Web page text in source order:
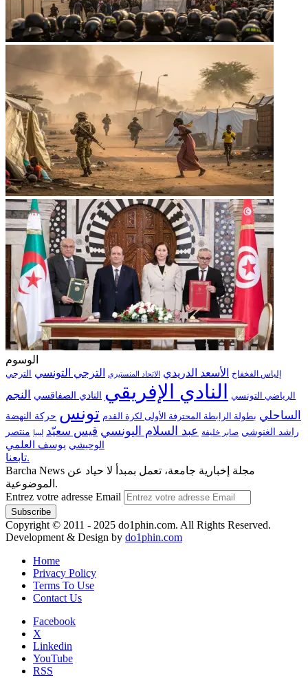
الوسوم
إلياس الفخفاخ الأسعد الدريدي الاتحاد المنستيري الترجي التونسي الترجي
الرياضي التونسي النادي الإفريقي النادي الصفاقسي
النجم
الساحلي بطولة الرابطة المحترفة الأولى لكرة القدم تونس حركة النهضة
راشد الغنوشي صابر خليفة عبد السلام اليونسي قيس سعيّد ليبيا منتصر
الوحيشي يوسف العلمي
تابعنا.
Barcha News مجلة إخبارية جامعة، تعمل بمبدأ لا حياد عن
الموضوعية.
Entrez votre adresse Email
Copyright © 2011 - 2025 do1phin.com. All Rights Reserved.
Development & Design by do1phin.com
Home
Privacy Policy
Terms To Use
Contact Us
Facebook
X
Linkedin
YouTube
RSS